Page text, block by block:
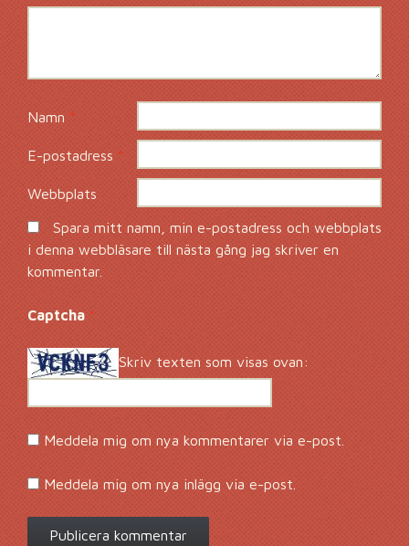
Namn*
E-postadress*
Webbplats
Spara mitt namn, min e-postadress och webbplats
i denna webbläsare till nästa gång jag skriver en
kommentar.
Captcha*
Skriv texten som visas ovan:
Meddela mig om nya kommentarer via e-post.
Meddela mig om nya inlägg via e-post.